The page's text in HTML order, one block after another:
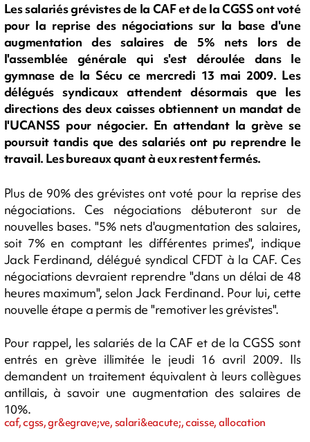
Les salariés grévistes de la CAF et de la CGSS ont voté
pour la reprise des négociations sur la base d'une
augmentation des salaires de 5% nets lors de
l'assemblée générale qui s'est déroulée dans le
gymnase de la Sécu ce mercredi 13 mai 2009. Les
délégués syndicaux attendent désormais que les
directions des deux caisses obtiennent un mandat de
l'UCANSS pour négocier. En attendant la grève se
poursuit tandis que des salariés ont pu reprendre le
travail. Les bureaux quant à eux restent fermés.
Plus de 90% des grévistes ont voté pour la reprise des
négociations. Ces négociations débuteront sur de
nouvelles bases. "5% nets d'augmentation des salaires,
soit 7% en comptant les différentes primes", indique
Jack Ferdinand, délégué syndical CFDT à la CAF. Ces
négociations devraient reprendre "dans un délai de 48
heures maximum", selon Jack Ferdinand. Pour lui, cette
nouvelle étape a permis de "remotiver les grévistes".
Pour rappel, les salariés de la CAF et de la CGSS sont
entrés en grève illimitée le jeudi 16 avril 2009. Ils
demandent un traitement équivalent à leurs collègues
antillais, à savoir une augmentation des salaires de
10%.
caf, cgss, gr&egrave;ve, salari&eacute;, caisse, allocation